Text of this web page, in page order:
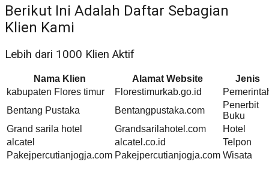
Berikut Ini Adalah Daftar Sebagian
Klien Kami
Lebih dari 1000 Klien Aktif
Nama Klien Alamat Website
Jenis
kabupaten Flores timur
Florestimurkab.go.id
Bentang Pustaka
Bentangpustaka.com
Penerbit
Buku
Grand sarila hotel
Grandsarilahotel.com
Hotel
alcatel
alcatel.co.id
Telpon
Pakejpercutianjogja.com Pakejpercutianjogja.com Wisata